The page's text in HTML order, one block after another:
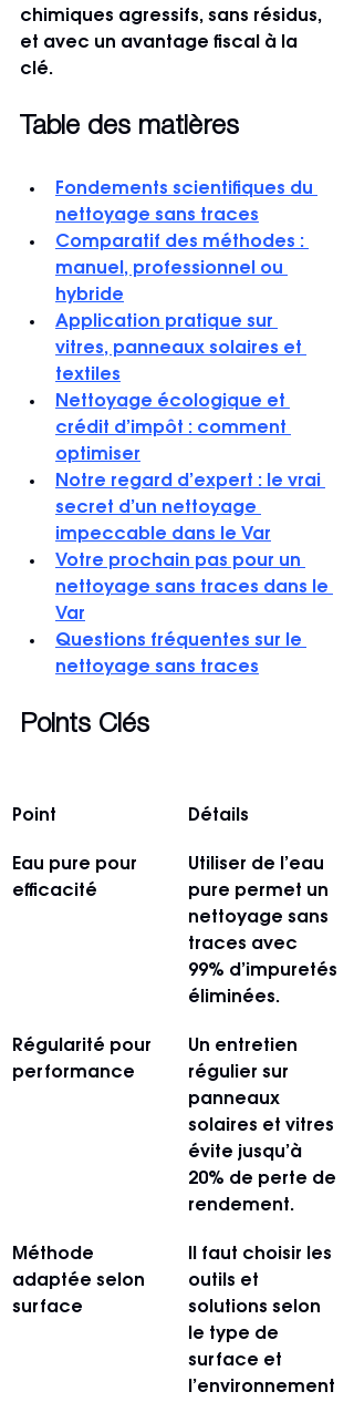
chimiques agressifs, sans résidus,
et avec un avantage fiscal à la
clé.
Table des matières
Fondements scientifiques du
nettoyage sans traces
Comparatif des méthodes :
manuel, professionnel ou
hybride
Application pratique sur
vitres, panneaux solaires et
textiles
Nettoyage écologique et
crédit d’impôt : comment
optimiser
Notre regard d’expert : le vrai
secret d’un nettoyage
impeccable dans le Var
Votre prochain pas pour un
nettoyage sans traces dans le
Var
Questions fréquentes sur le
nettoyage sans traces
Points Clés
Point Détails
Eau pure pour
efficacité
Utiliser de l’eau
pure permet un
nettoyage sans
traces avec
99% d’impuretés
éliminées.
Régularité pour
performance
Un entretien
régulier sur
panneaux
solaires et vitres
évite jusqu’à
20% de perte de
rendement.
Méthode
adaptée selon
surface
Il faut choisir les
outils et
solutions selon
le type de
surface et
l’environnement